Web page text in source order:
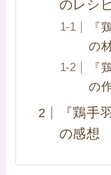
のレシ
『
の
『
の
『鶏手
の感想